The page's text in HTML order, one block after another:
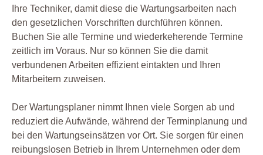
Ihre Techniker, damit diese die Wartungsarbeiten nach
den gesetzlichen Vorschriften durchführen können.
Buchen Sie alle Termine und wiederkeherende Termine
zeitlich im Voraus. Nur so können Sie die damit
verbundenen Arbeiten effizient eintakten und Ihren
Mitarbeitern zuweisen.
Der Wartungsplaner nimmt Ihnen viele Sorgen ab und
reduziert die Aufwände, während der Terminplanung und
bei den Wartungseinsätzen vor Ort. Sie sorgen für einen
reibungslosen Betrieb in Ihrem Unternehmen oder dem